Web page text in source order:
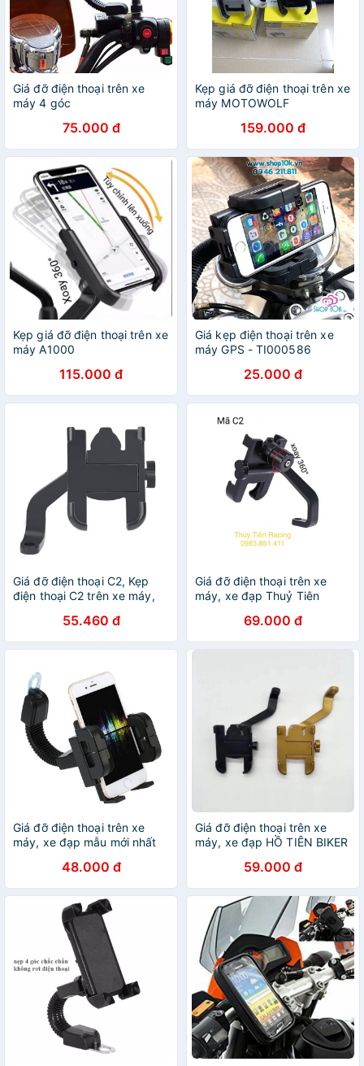
Giá đỡ điện thoại trên xe
máy 4 góc
75.000 đ
Kẹp giá đỡ điện thoại trên xe
máy MOTOWOLF
159.000 đ
Kẹp giá đỡ điện thoại trên xe
máy A1000
115.000 đ
Giá kẹp điện thoại trên xe
máy GPS - TI000586
25.000 đ
Giá đỡ điện thoại C2, Kẹp
điện thoại C2 trên xe máy,
55.460 đ
Giá đỡ điện thoại trên xe
máy, xe đạp Thuỷ Tiên
69.000 đ
Giá đỡ điện thoại trên xe
máy, xe đạp mẫu mới nhất
48.000 đ
Giá đỡ điện thoại trên xe
máy, xe đạp HỒ TIÊN BIKER
59.000 đ